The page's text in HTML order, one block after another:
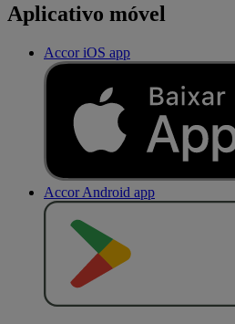
Aplicativo móvel
Accor iOS app
Accor Android app